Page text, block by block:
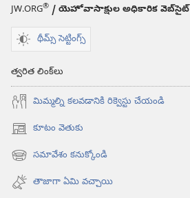
JW.ORG® / యెహోవాసాక్షుల అధికారిక వెబ్‌సైట్‌
థీమ్స్ సెట్టింగ్స్
త్వరిత లింక్‌లు
మిమ్మల్ని కలవడానికి రిక్వెస్టు చేయండి
కూటం వెతుకు
(కొత్త
విండో
ఓపెన్‌
అవుతుంది)
సమావేశం కనుక్కోండి
(కొత్త
విండో
ఓపెన్‌
తాజాగా ఏమి వచ్చాయి